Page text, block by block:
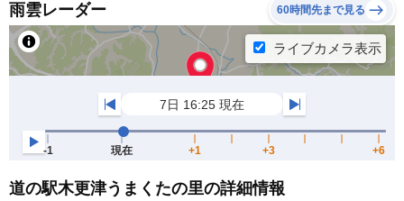
雨雲レーダー 60時間先まで見る
道の駅木更津うまくたの里の詳細情報